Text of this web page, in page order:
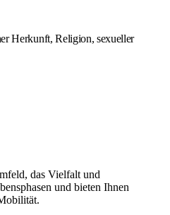
Herkunft, Religion, sexueller
das Vielfalt und
und bieten Ihnen